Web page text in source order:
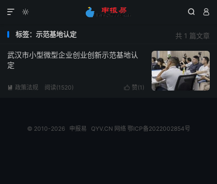
  

共 1 篇文章
标签：示范基地认定
武汉市小型微型企业创业创新示范基地认
定
 赞(1 )
 政策法规 阅读(1520)
© 2010-2026 申报易 QYV.CN 网络 鄂ICP备2022002854号